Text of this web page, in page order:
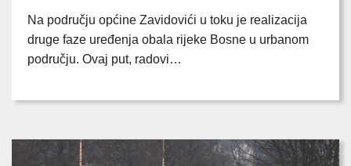
Na području općine Zavidovići u toku je realizacija
druge faze uređenja obala rijeke Bosne u urbanom
području. Ovaj put, radovi…